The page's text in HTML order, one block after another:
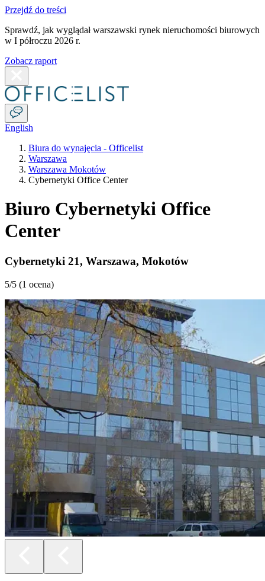
Przejdź do treści
Sprawdź, jak wyglądał warszawski rynek nieruchomości biurowych
w I półroczu 2026 r.
Zobacz raport
English
Biura do wynajęcia - Officelist
Warszawa
Warszawa Mokotów
Cybernetyki Office Center
Biuro Cybernetyki Office
Center
Cybernetyki 21, Warszawa, Mokotów
5/5 (1 ocena)